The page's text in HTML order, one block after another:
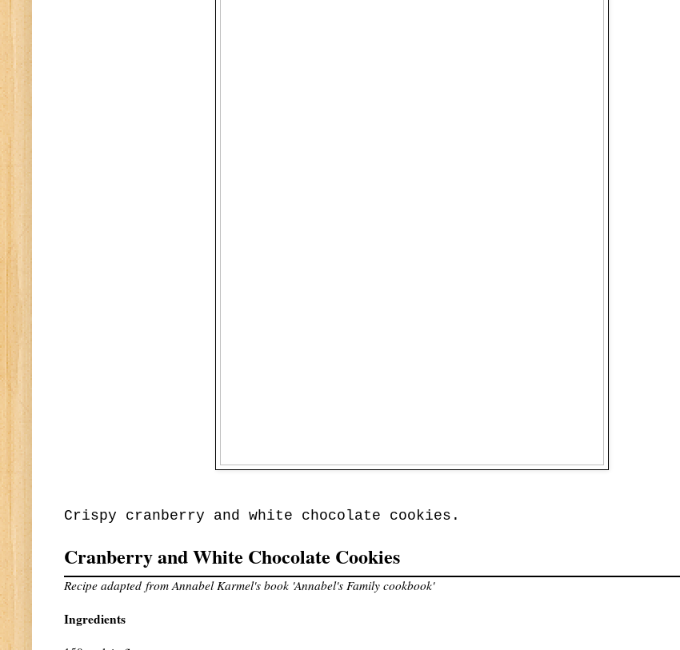
Crispy cranberry and white chocolate cookies.
Cranberry and White Chocolate Cookies
Recipe adapted from Annabel Karmel's book 'Annabel's Family cookbook'
Ingredients